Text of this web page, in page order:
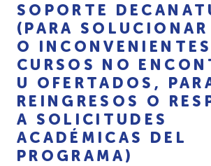
SOPORTE
(PARA
O
CURSOS NO
U OFERTADOS,
REINGRESOS O
A SOLICITUDES
ACADÉMICAS DEL
PROGRAMA)